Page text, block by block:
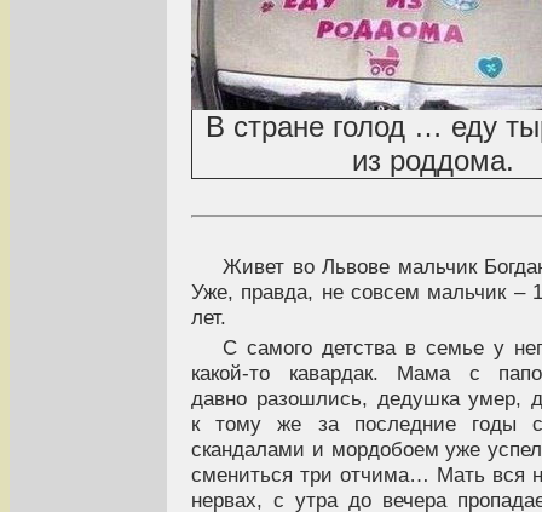
В стране голод … еду
из роддома.
Живет во Львове мальчик
Уже, правда, не совсем мальчик –
лет.
С самого детства в семье у
какой-то кавардак. Мама с
давно разошлись, дедушка умер,
к тому же за последние годы
скандалами и мордобоем уже
смениться три отчима… Мать вся
нервах, с утра до вечера